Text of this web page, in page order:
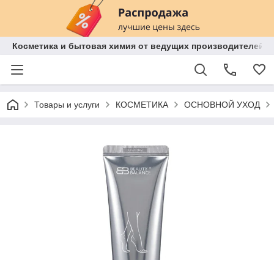
Косметика и бытовая химия от ведущих производителей
Товары и услуги КОСМЕТИКА ОСНОВНОЙ УХОД